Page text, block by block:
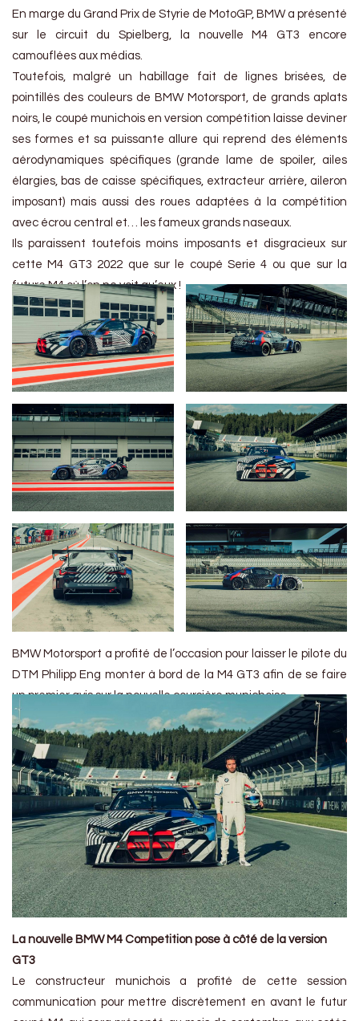
En marge du Grand Prix de Styrie de MotoGP, BMW a présenté
sur le circuit du Spielberg, la nouvelle M4 GT3 encore
camouflées aux médias.
Toutefois, malgré un habillage fait de lignes brisées, de
pointillés des couleurs de BMW Motorsport, de grands aplats
noirs, le coupé munichois en version compétition laisse deviner
ses formes et sa puissante allure qui reprend des éléments
aérodynamiques spécifiques (grande lame de spoiler, ailes
élargies, bas de caisse spécifiques, extracteur arrière, aileron
imposant) mais aussi des roues adaptées à la compétition
avec écrou central et… les fameux grands naseaux.
Ils paraissent toutefois moins imposants et disgracieux sur
cette M4 GT3 2022 que sur le coupé Serie 4 ou que sur la
future M4 où l’on ne voit qu’eux !
BMW Motorsport a profité de l’occasion pour laisser le pilote du
DTM Philipp Eng monter à bord de la M4 GT3 afin de se faire
un premier avis sur la nouvelle coursière munichoise.
La nouvelle BMW M4 Competition pose à côté de la version
GT3
Le constructeur munichois a profité de cette session
communication pour mettre discrètement en avant le futur